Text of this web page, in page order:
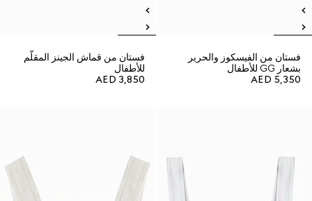
فستان من الفيسكوز والحرير
بشعار GG للأطفال
AED 5,350
فستان من قماش الجينز المقلّم
للأطفال
AED 3,850